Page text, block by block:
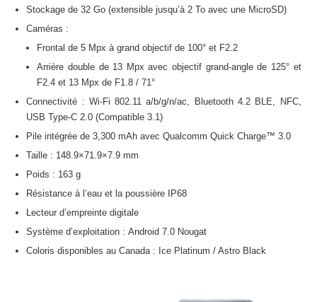
Stockage de 32 Go (extensible jusqu’à 2 To avec une MicroSD)
Caméras :
Frontal de 5 Mpx à grand objectif de 100° et F2.2
Arrière double de 13 Mpx avec objectif grand-angle de 125° et
F2.4 et 13 Mpx de F1.8 / 71°
Connectivité : Wi-Fi 802.11 a/b/g/n/ac, Bluetooth 4.2 BLE, NFC,
USB Type-C 2.0 (Compatible 3.1)
Pile intégrée de 3,300 mAh avec Qualcomm Quick Charge™ 3.0
Taille : 148.9×71.9×7.9 mm
Poids : 163 g
Résistance à l’eau et la poussière IP68
Lecteur d’empreinte digitale
Système d’exploitation : Android 7.0 Nougat
Coloris disponibles au Canada : Ice Platinum / Astro Black